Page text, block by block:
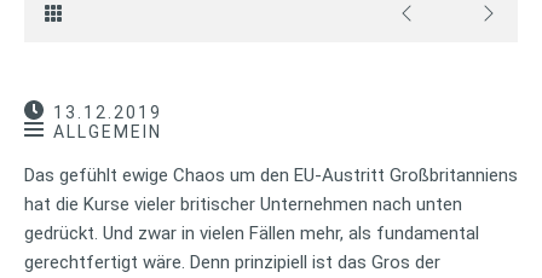
13.12.2019
ALLGEMEIN
Das gefühlt ewige Chaos um den EU-Austritt Großbritanniens
hat die Kurse vieler britischer Unternehmen nach unten
gedrückt. Und zwar in vielen Fällen mehr, als fundamental
gerechtfertigt wäre. Denn prinzipiell ist das Gros der